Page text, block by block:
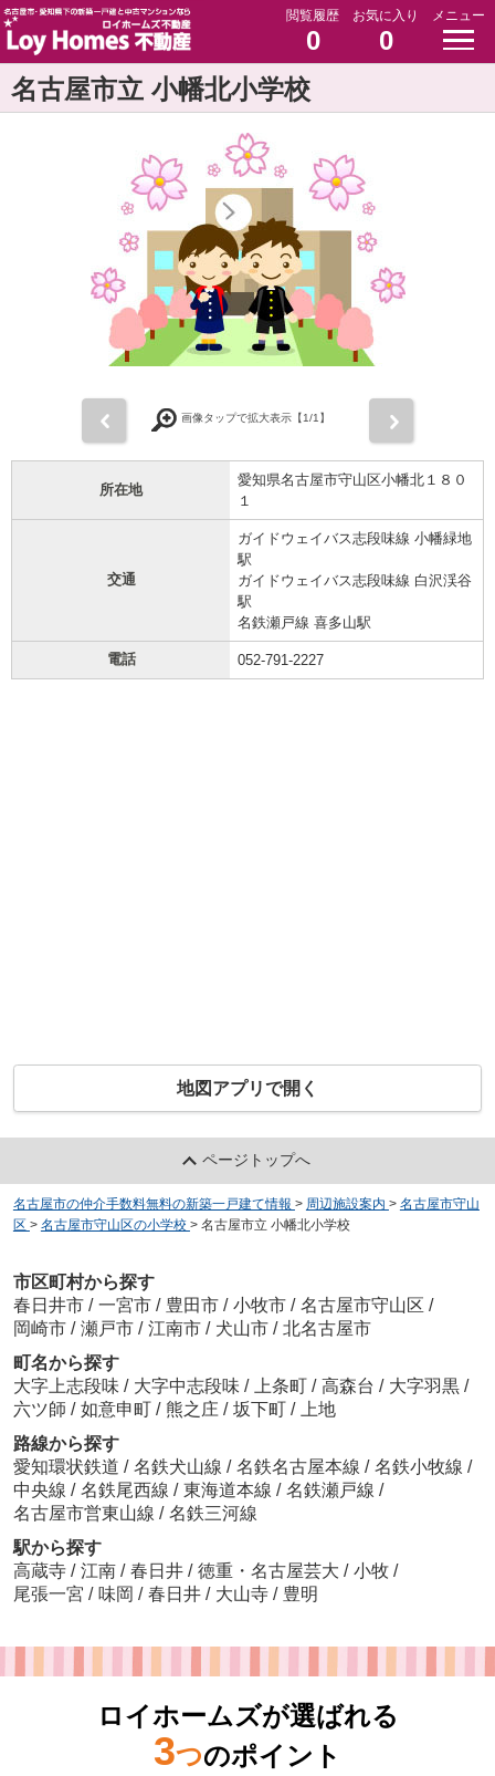
閲覧履歴
0
お気に入り
0
メニュー
名古屋市立 小幡北小学校
画像タップで拡大表示【1/1】
所在地
愛知県名古屋市守山区小幡北１８０
１
交通
ガイドウェイバス志段味線 小幡緑地
駅
ガイドウェイバス志段味線 白沢渓谷
駅
名鉄瀬戸線 喜多山駅
電話 052-791-2227
地図アプリで開く
ページトップへ
名古屋市の仲介手数料無料の新築一戸建て情報 > 周辺施設案内 > 名古屋市守山
区 > 名古屋市守山区の小学校 > 名古屋市立 小幡北小学校
市区町村から探す
春日井市 / 一宮市 / 豊田市 / 小牧市 / 名古屋市守山区 /
岡崎市 / 瀬戸市 / 江南市 / 犬山市 / 北名古屋市
町名から探す
大字上志段味 / 大字中志段味 / 上条町 / 高森台 / 大字羽黒 /
六ツ師 / 如意申町 / 熊之庄 / 坂下町 /
上地
路線から探す
愛知環状鉄道 / 名鉄犬山線 / 名鉄名古屋本線 / 名鉄小牧線 /
中央線 / 名鉄尾西線 / 東海道本線 / 名鉄瀬戸線 /
名古屋市営東山線 / 名鉄三河線
駅から探す
高蔵寺 / 江南 / 春日井 / 徳重・名古屋芸大 / 小牧 /
尾張一宮 / 味岡 / 春日井 / 大山寺 / 豊明
ロイホームズが選ばれる
3つのポイント